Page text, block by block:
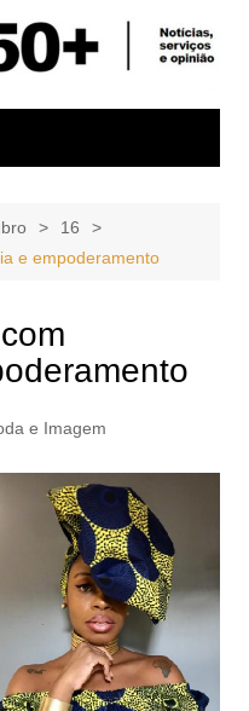
16
e empoderamento
e Imagem